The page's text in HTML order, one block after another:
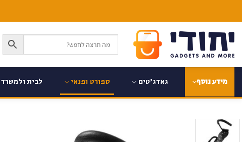
content
מידע נוסף גאדג'טים ספורט ופנאי לבית ולמשרד